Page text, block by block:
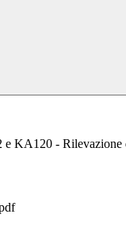
KA120 - Rilevazione